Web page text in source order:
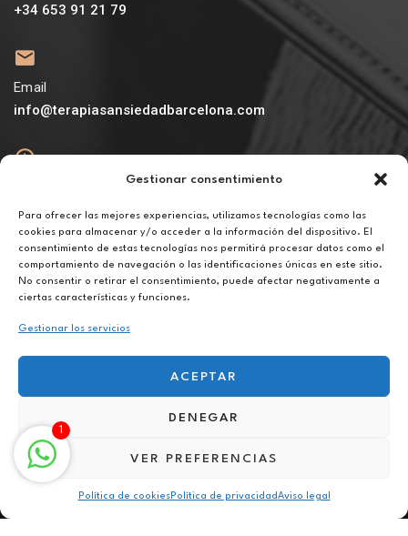
Gestionar consentimiento
Para ofrecer las mejores experiencias, utilizamos tecnologías como las
cookies para almacenar y/o acceder a la información del dispositivo. El
consentimiento de estas tecnologías nos permitirá procesar datos como el
comportamiento de navegación o las identificaciones únicas en este sitio.
No consentir o retirar el consentimiento, puede afectar negativamente a
ciertas características y funciones.
Gestionar los servicios
ACEPTAR
DENEGAR
VER PREFERENCIAS
Política de cookiesPolítica de privacidadAviso legal
+34 653 91 21 79
Email
info@terapiasansiedadbarcelona.com
De lunes a viernes de 10h a 20h
Aviso legal
Política de privacidad
Política de cookies
Terapia para el duelo en Adra
1